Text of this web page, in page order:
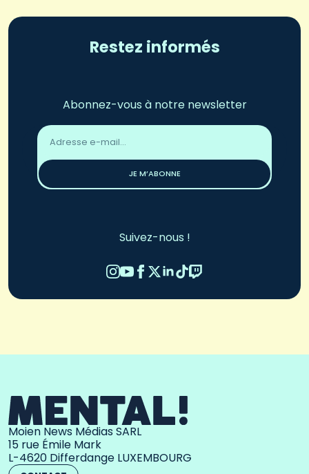
Restez informés
Abonnez-vous à notre newsletter
Adresse
email
JE M’ABONNE
Suivez-nous !
Moien News Médias SARL
15 rue Émile Mark
L-4620 Differdange LUXEMBOURG